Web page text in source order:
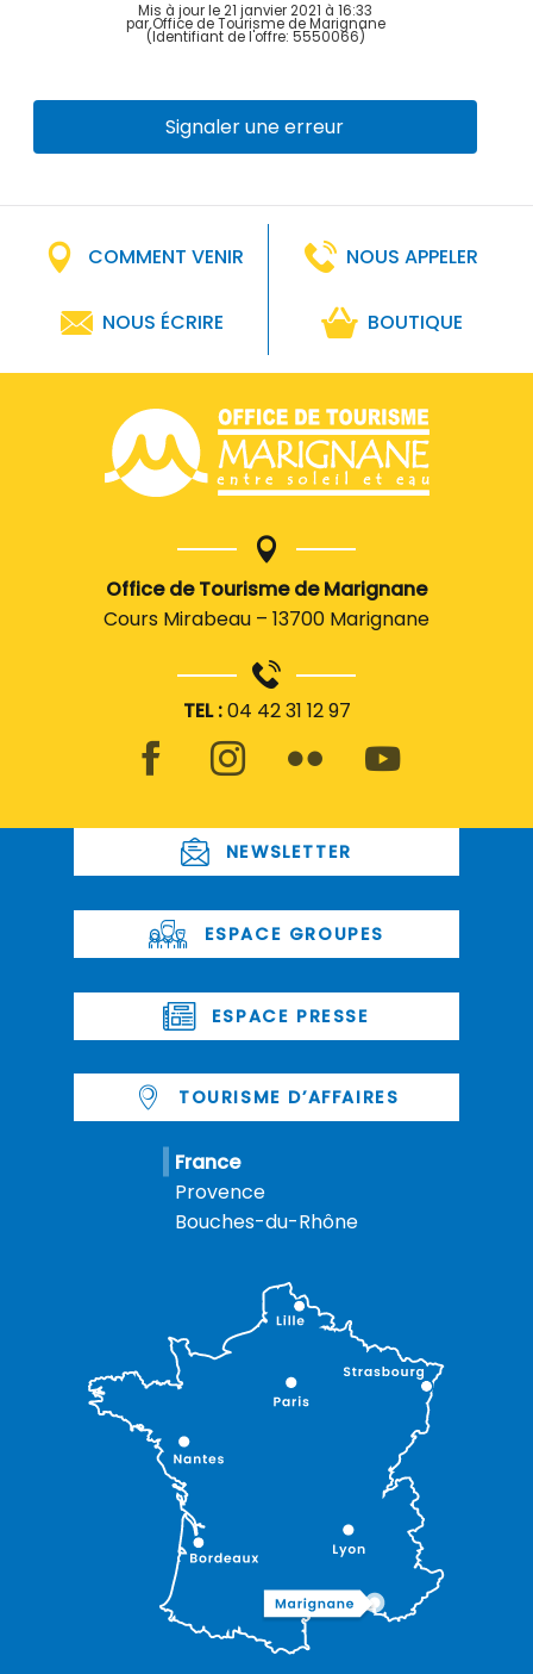
Mis à jour le 21 janvier 2021 à 16:33
par Office de Tourisme de Marignane
(Identifiant de l'offre: 5550066)
Signaler une erreur
COMMENT VENIR NOUS APPELER
NOUS ÉCRIRE BOUTIQUE
Office de Tourisme de Marignane
Cours Mirabeau – 13700 Marignane
TEL :04 42 31 12 97
NEWSLETTER
ESPACE GROUPES
ESPACE PRESSE
TOURISME D’AFFAIRES
France
Provence
Bouches-du-Rhône